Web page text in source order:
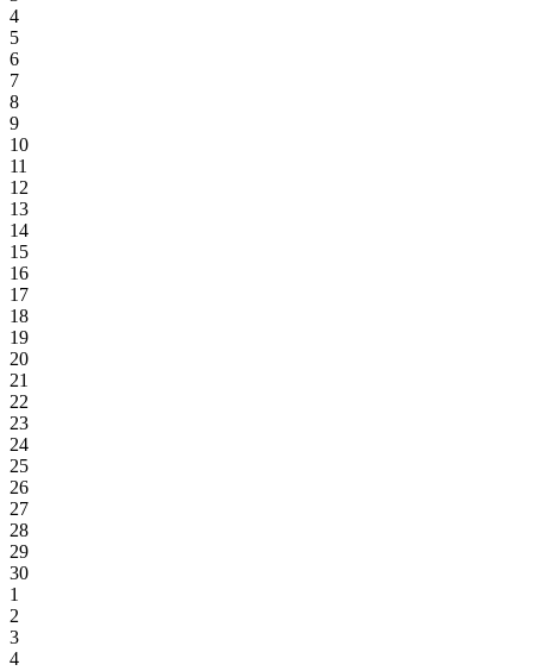
4
5
6
7
8
9
10
11
12
13
14
15
16
17
18
19
20
21
22
23
24
25
26
27
28
29
30
1
2
3
4